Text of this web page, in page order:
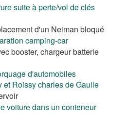
suite à perte/vol de clés
d'un Neiman bloqué
camping-car
booster, chargeur batterie
d'automobiles
et Roissy charles de Gaulle
voiture dans un conteneur